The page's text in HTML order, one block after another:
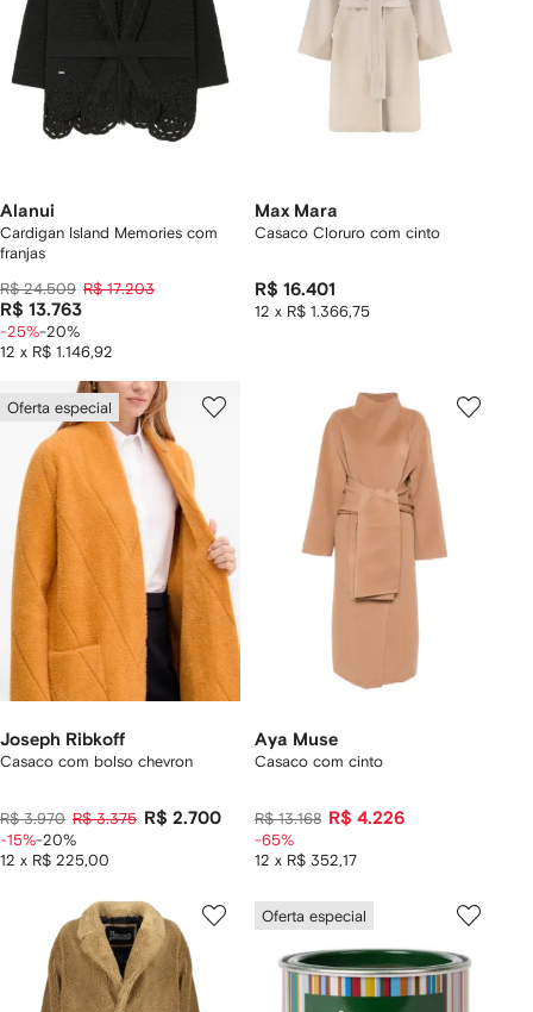
Alanui
Cardigan Island Memories com
franjas
R$ 24.509 R$ 17.203
R$ 13.763
12 x R$ 1.146,92
-25%-20%
Max Mara
Casaco Cloruro com cinto
R$ 16.401
12 x R$ 1.366,75
Oferta especial
Joseph Ribkoff
Casaco com bolso chevron
R$ 3.970 R$ 3.375 R$ 2.700
12 x R$ 225,00
-15%-20%
Aya Muse
Casaco com cinto
R$ 13.168 R$ 4.226
12 x R$ 352,17
-65%
Oferta especial